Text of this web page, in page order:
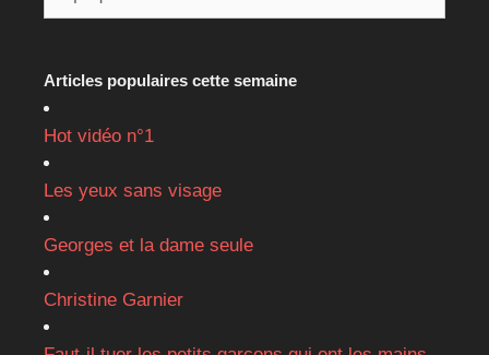
Articles populaires cette semaine
Hot vidéo n°1
Les yeux sans visage
Georges et la dame seule
Christine Garnier